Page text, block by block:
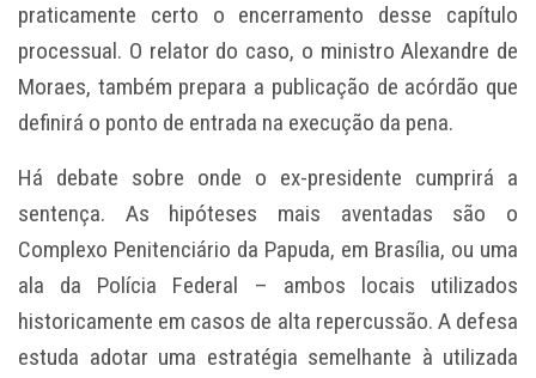
praticamente certo o encerramento desse capítulo
processual. O relator do caso, o ministroAlexandre de
Moraes, também prepara a publicação de acórdão que
definirá o ponto de entrada na execução da pena.
Há debate sobre onde o ex-presidente cumprirá a
sentença. As hipóteses mais aventadas são o
Complexo Penitenciário da Papuda, em Brasília, ou uma
ala da Polícia Federal – ambos locais utilizados
historicamente em casos de alta repercussão. A defesa
estuda adotar uma estratégia semelhante à utilizada